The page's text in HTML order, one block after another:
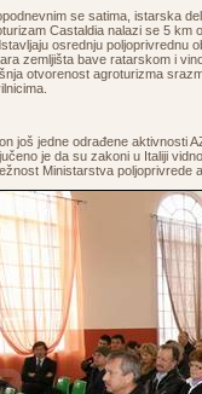
se satima, istarska
Castaldia nalazi se 5 km
osrednju poljoprivrednu
zemljišta bave ratarskom i
otvorenost agroturizma
još jedne odrađene aktivnosti
je da su zakoni u Italiji
Ministarstva poljoprivrede